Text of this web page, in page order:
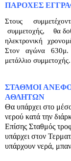
ΠΑΡΟΧΕΣ
Στους
συμμετοχής,
θα
ηλεκτρονική
Στον αγώνα 630μ.
μετάλλιο συμμετοχής.
ΣΤΑΘΜΟΙ
ΑΘΛΗΤΩΝ
Θα υπάρχει στο
νερού κατά την
Επίσης Σταθμός
υπάρχει στον
υπάρχουν νερά,